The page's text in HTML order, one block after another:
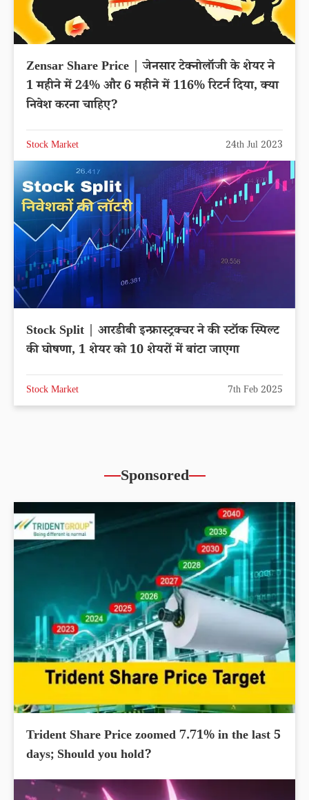
Zensar Share Price | जेनसार टेक्नोलॉजी के शेयर ने
1 महीने में 24% और 6 महीने में 116% रिटर्न दिया, क्या
निवेश करना चाहिए?
Stock Market 24th Jul 2023
Stock Split | आरडीबी इन्फ्रास्ट्रक्चर ने की स्टॉक स्पिल्ट
की घोषणा, 1 शेयर को 10 शेयरों में बांटा जाएगा
Stock Market 7th Feb 2025
Sponsored
Trident Share Price zoomed 7.71% in the last 5
days; Should you hold?